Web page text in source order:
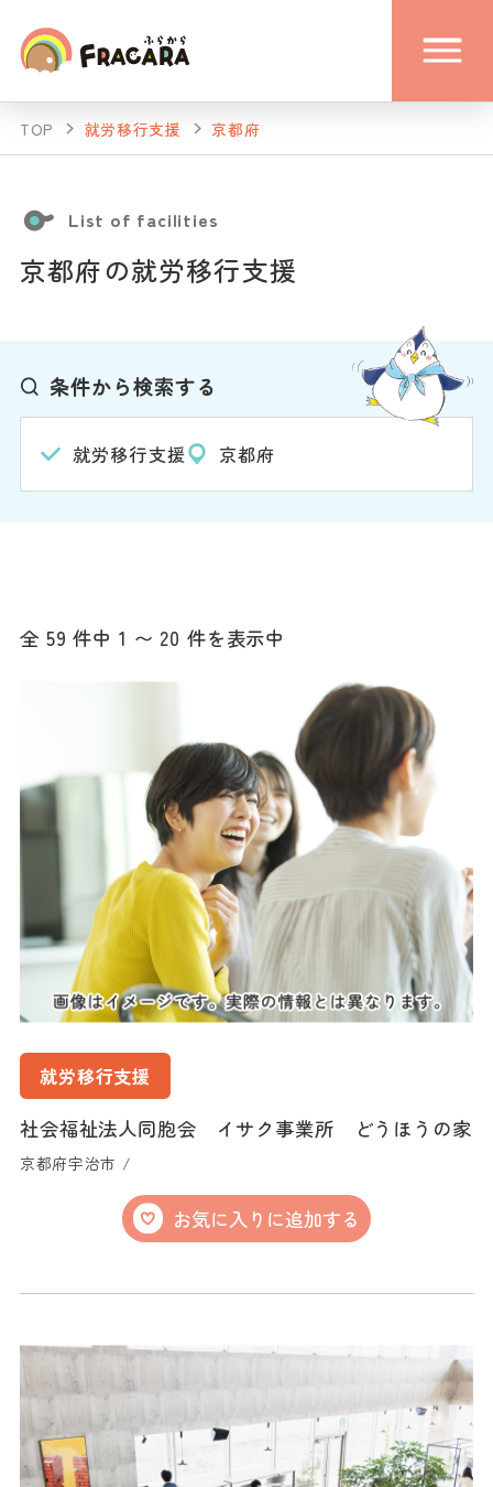
TOP 就労移行支援 京都府
List of facilities
京都府の就労移行支援
条件から検索する
就労移行支援 京都府
全 59 件中 1 〜 20 件を表示中
就労移行支援
社会福祉法人同胞会 イサク事業所 どうほうの家
京都府宇治市 /
お気に入りに追加する